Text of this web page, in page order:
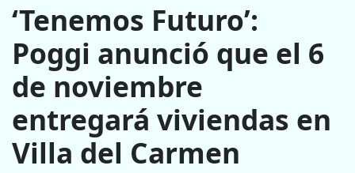
‘Tenemos Futuro’:
Poggi anunció que el 6
de noviembre
entregará viviendas en
Villa del Carmen